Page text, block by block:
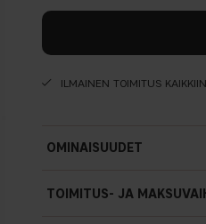
ILMAINEN TOIMITUS
OMINAISUUDET
Sekä puristetulle että
TOIMITUS- JA